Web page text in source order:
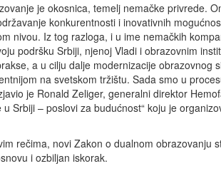
je okosnica, temelj nemačke privrede.
konkurentnosti i inovativnih
nivou. Iz tog razloga, i u ime nemačkih
podršku Srbiji, njenoj Vladi i obrazovnim
a u cilju dalje modernizacije obrazovnog
na svetskom tržištu. Sada smo u
je Ronald Zeliger, generalni direktor
u Srbiji – poslovi za budućnost“ koju je
rečima, novi Zakon o dualnom obrazovanju
i ozbiljan iskorak.